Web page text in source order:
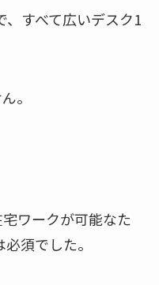
、すべて広いデスク1
。
ワークが可能なた
須でした。